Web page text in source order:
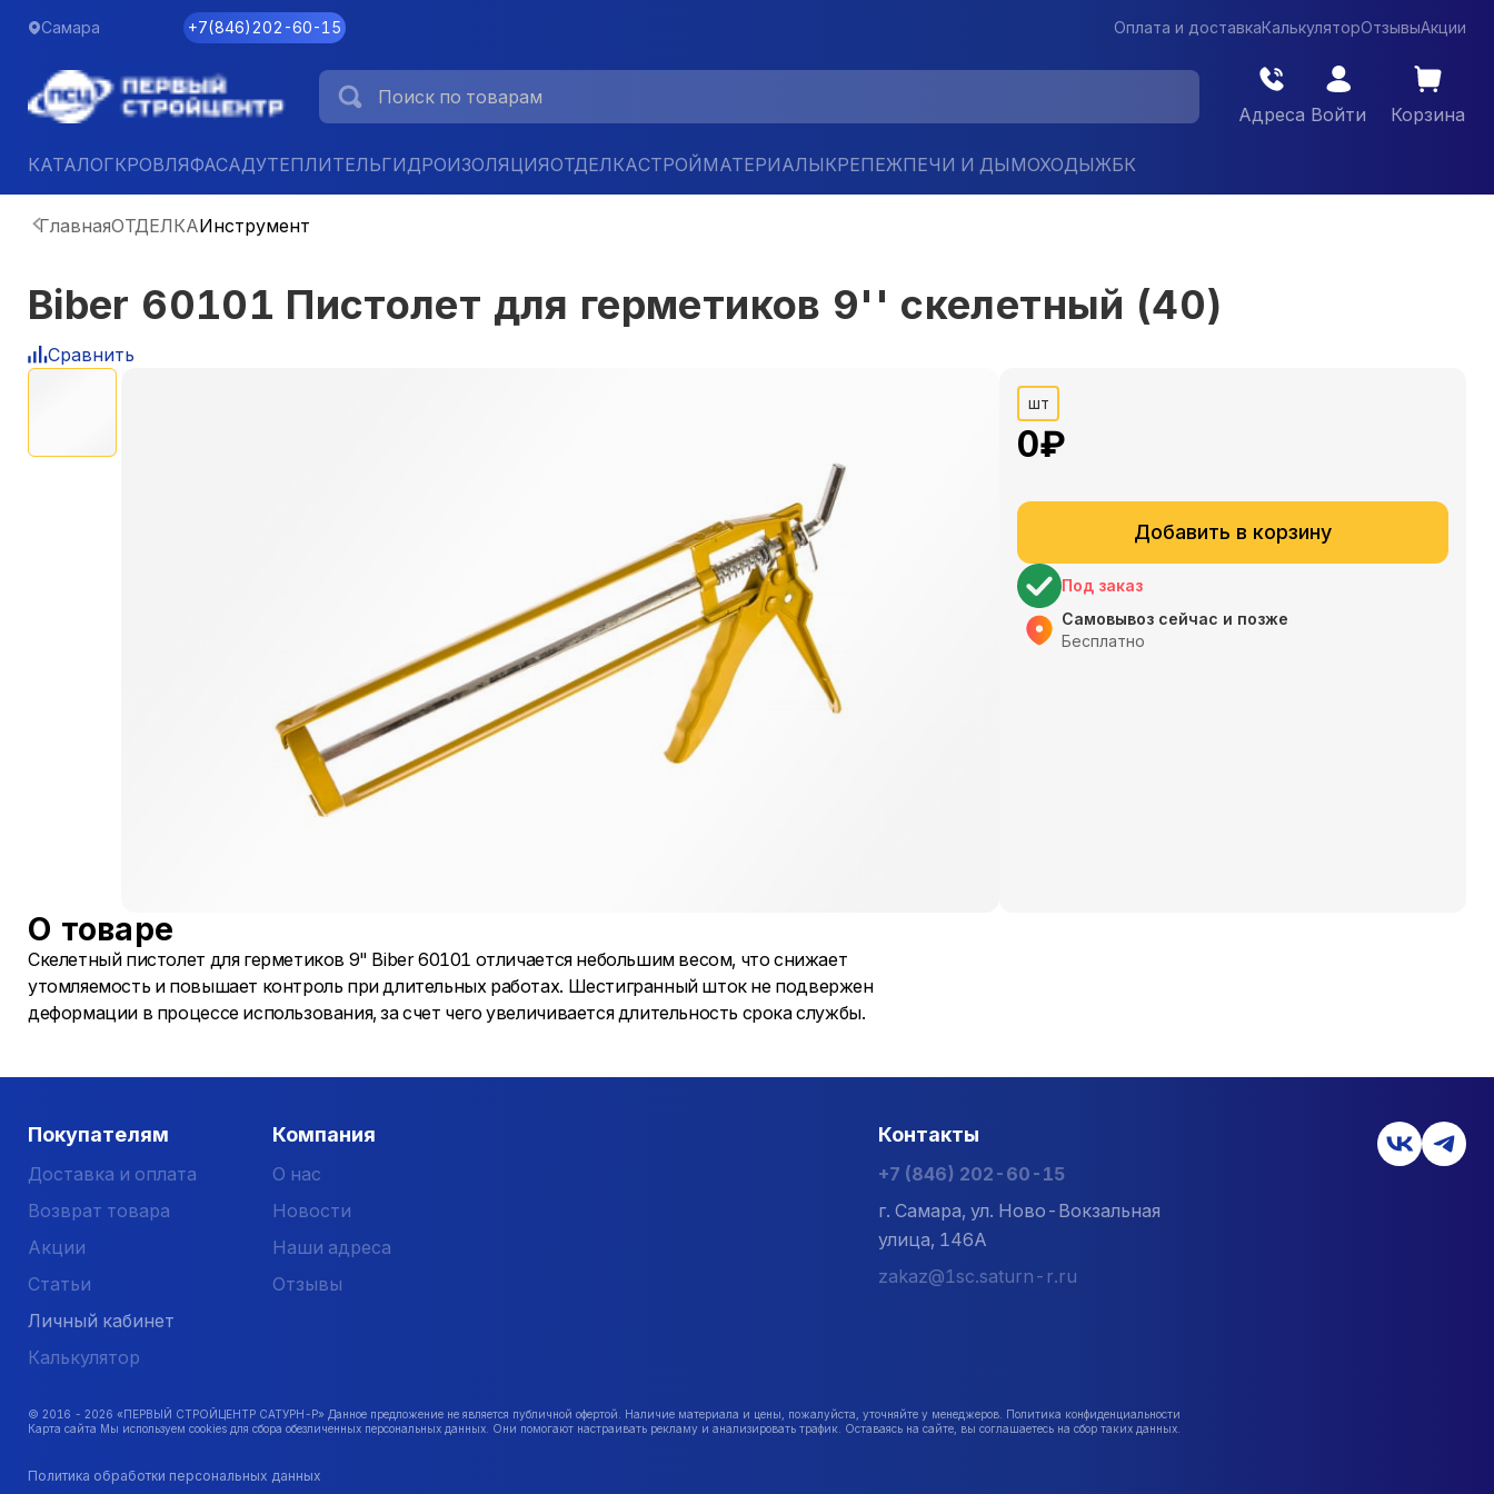
Самара +7(846)202-60-15 Оплата и доставкаКалькуляторОтзывыАкции
Адреса Войти Корзина
КАТАЛОГКРОВЛЯФАСАДУТЕПЛИТЕЛЬГИДРОИЗОЛЯЦИЯОТДЕЛКАСТРОЙМАТЕРИАЛЫКРЕПЕЖПЕЧИ И ДЫМОХОДЫЖБК
ГлавнаяОТДЕЛКАИнструмент
Biber 60101 Пистолет для герметиков 9'' скелетный (40)
Сравнить
шт
0₽
Добавить в корзину
Под заказ
Самовывоз сейчас и позже
Бесплатно
О товаре
Скелетный пистолет для герметиков 9" Biber 60101 отличается небольшим весом, что снижает
утомляемость и повышает контроль при длительных работах. Шестигранный шток не подвержен
деформации в процессе использования, за счет чего увеличивается длительность срока службы.
Покупателям
Доставка и оплата
Возврат товара
Акции
Статьи
Личный кабинет
Калькулятор
Компания
О нас
Новости
Наши адреса
Отзывы
Контакты
+7 (846) 202-60-15
г. Самара, ул. Ново-Вокзальная
улица, 146А
zakaz@1sc.saturn-r.ru
© 2016 - 2026 «ПЕРВЫЙ СТРОЙЦЕНТР САТУРН-Р» Данное предложение не является публичной офертой. Наличие материала и цены, пожалуйста, уточняйте у менеджеров. Политика конфиденциальности
Карта сайта Мы используем cookies для сбора обезличенных персональных данных. Они помогают настраивать рекламу и анализировать трафик. Оставаясь на сайте, вы соглашаетесь на сбор таких данных.
Политика обработки персональных данных